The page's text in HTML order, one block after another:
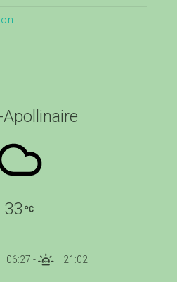
33
06:27 - 21:02